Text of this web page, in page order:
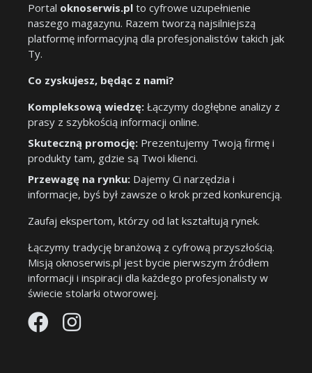
Portal oknoserwis.pl to cyfrowe uzupełnienie
naszego magazynu. Razem tworzą najsilniejszą
platformę informacyjną dla profesjonalistów takich jak
Ty.
Co zyskujesz, będąc z nami?
Kompleksową wiedzę: Łączymy dogłębne analizy z
prasy z szybkością informacji online.
Skuteczną promocję: Prezentujemy Twoją firmę i
produkty tam, gdzie są Twoi klienci.
Przewagę na rynku: Dajemy Ci narzędzia i
informacje, byś był zawsze o krok przed konkurencją.
Zaufaj ekspertom, którzy od lat kształtują rynek.
Łączymy tradycję branżową z cyfrową przyszłością.
Misją oknoserwis.pl jest bycie pierwszym źródłem
informacji i inspiracji dla każdego profesjonalisty w
świecie stolarki otworowej.